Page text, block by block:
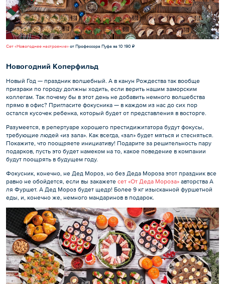
Сет «Новогоднее настроение» от Профессора Пуфа за 10 190 ₽
Новогодний Коперфильд
Новый Год — праздник волшебный. А в канун Рождества так вообще
призраки по городу должны ходить, если верить нашим заморским
коллегам. Так почему бы в этот день не добавить немного волшебства
прямо в офис? Пригласите фокусника — в каждом из нас до сих пор
остался кусочек ребенка, который будет от представления в восторге.
Разумеется, в репертуаре хорошего престидижитатора будут фокусы,
требующие людей «из зала». Как всегда, «зал» будет мяться и стесняться.
Покажите, что поощряете инициативу! Подарите за решительность пару
подарков, пусть это будет намеком на то, какое поведение в компании
будут поощрять в будущем году.
Фокусник, конечно, не Дед Мороз, но без Деда Мороза этот праздник все
равно не обойдется, если вы закажете сет «От Деда Мороза» авторства А
ля Фуршет. А Дед Мороз будет щедр! Более 9 кг изысканной фуршетной
еды, и, конечно же, немного мандаринов в подарок.